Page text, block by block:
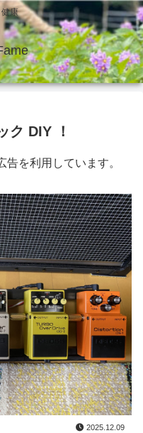
健康
Fame
ク DIY ！
を利用しています。
2025.12.09